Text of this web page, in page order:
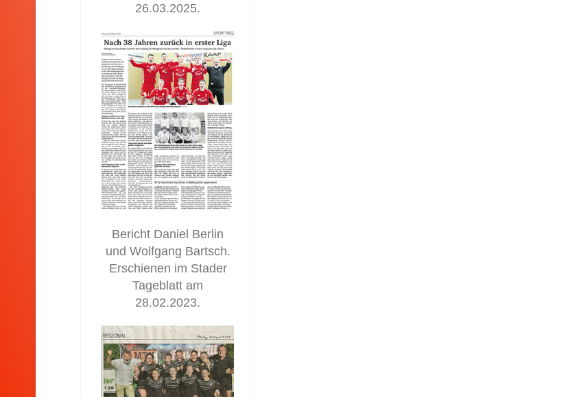
26.03.2025.
Bericht Daniel Berlin
und Wolfgang Bartsch.
Erschienen im Stader
Tageblatt am
28.02.2023.